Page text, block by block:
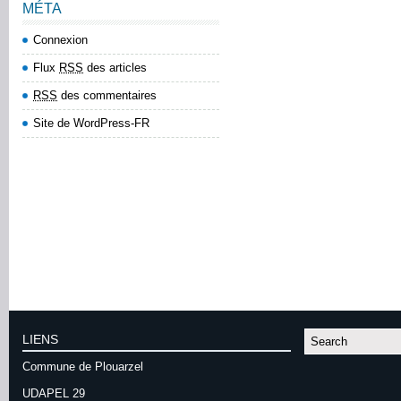
MÉTA
Connexion
Flux RSS des articles
RSS des commentaires
Site de WordPress-FR
LIENS
Commune de Plouarzel
UDAPEL 29